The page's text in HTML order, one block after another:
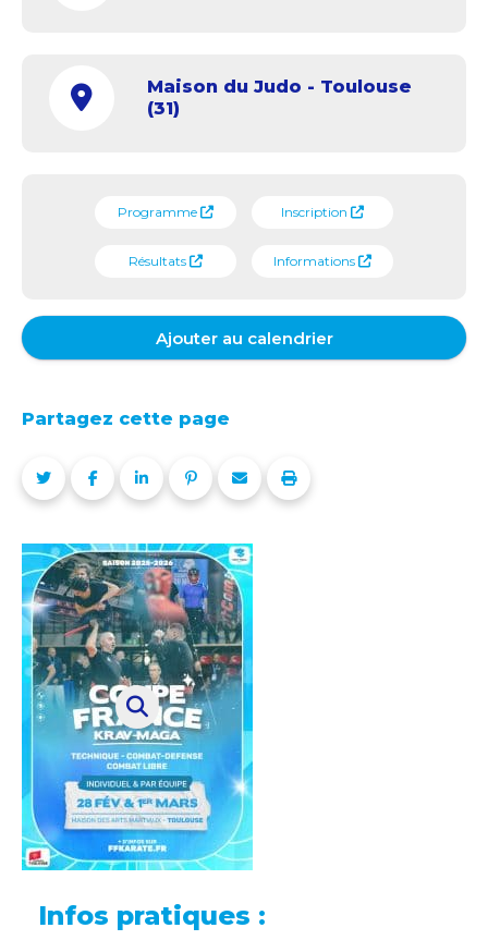
Maison du Judo - Toulouse
(31)
Programme Inscription
Résultats Informations
Ajouter au calendrier
Partagez cette page
Infos pratiques :